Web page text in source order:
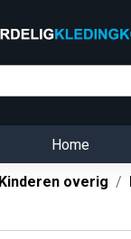
Home
Kinderen overig